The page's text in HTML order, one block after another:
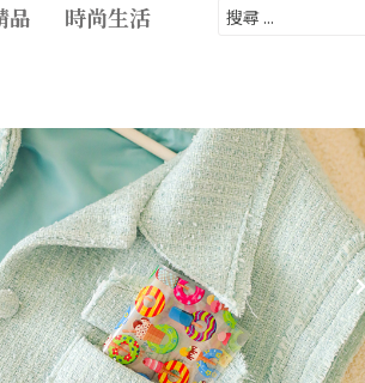
品 時尚生活